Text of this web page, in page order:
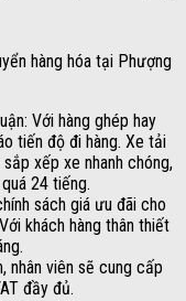
hàng hóa tại Phượng
Với hàng ghép hay
tiến độ đi hàng. Xe tải
xếp xe nhanh chóng,
24 tiếng.
sách giá ưu đãi cho
khách hàng thân thiết
nhân viên sẽ cung cấp
đầy đủ.